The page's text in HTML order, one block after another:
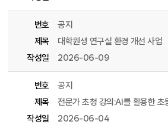
번호
공지
제목
대학원생 연구실 환경 개선 사업
작성일
2026-06-09
번호
공지
제목
전문가 초청 강의:AI를 활용한 초
작성일
2026-06-04